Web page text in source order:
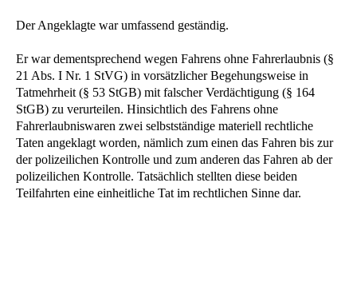
Der Angeklagte war umfassend geständig.
Er war dementsprechend wegen Fahrens ohne Fahrerlaubnis (§
21 Abs. I Nr. 1 StVG) in vorsätzlicher Begehungsweise in
Tatmehrheit (§ 53 StGB) mit falscher Verdächtigung (§ 164
StGB) zu verurteilen. Hinsichtlich des Fahrens ohne
Fahrerlaubniswaren zwei selbstständige materiell rechtliche
Taten angeklagt worden, nämlich zum einen das Fahren bis zur
der polizeilichen Kontrolle und zum anderen das Fahren ab der
polizeilichen Kontrolle. Tatsächlich stellten diese beiden
Teilfahrten eine einheitliche Tat im rechtlichen Sinne dar.